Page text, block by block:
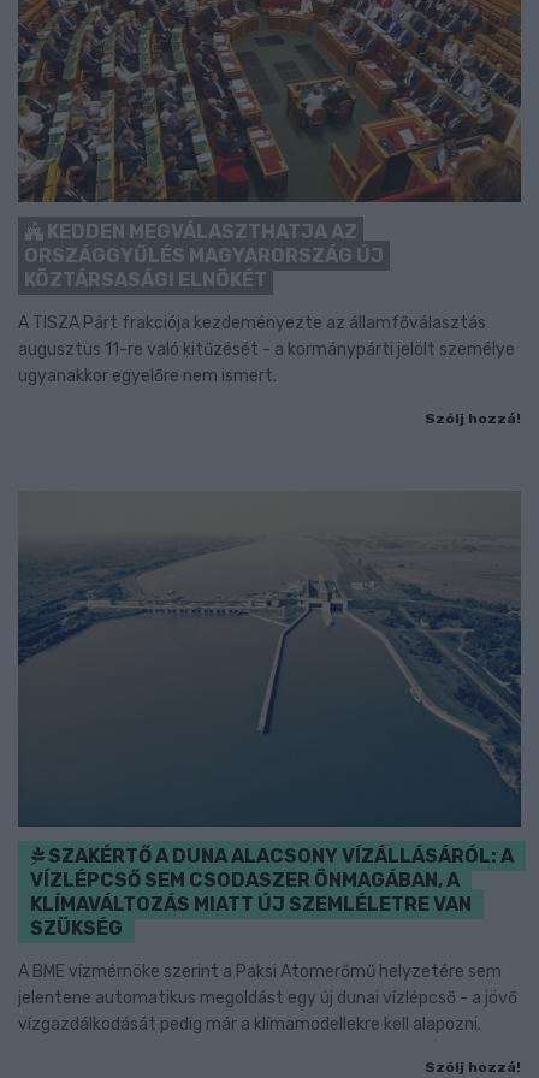
KEDDEN MEGVÁLASZTHATJA AZ
ORSZÁGGYŰLÉS MAGYARORSZÁG ÚJ
KÖZTÁRSASÁGI ELNÖKÉT
A TISZA Párt frakciója kezdeményezte az államfőválasztás
augusztus 11-re való kitűzését - a kormánypárti jelölt személye
ugyanakkor egyelőre nem ismert.
Szólj hozzá!
SZAKÉRTŐ A DUNA ALACSONY VÍZÁLLÁSÁRÓL: A
VÍZLÉPCSŐ SEM CSODASZER ÖNMAGÁBAN, A
KLÍMAVÁLTOZÁS MIATT ÚJ SZEMLÉLETRE VAN
SZÜKSÉG
A BME vízmérnöke szerint a Paksi Atomerőmű helyzetére sem
jelentene automatikus megoldást egy új dunai vízlépcső - a jövő
vízgazdálkodását pedig már a klímamodellekre kell alapozni.
Szólj hozzá!